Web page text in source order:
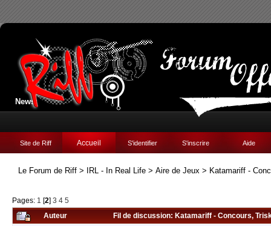
News:
Site de Riff Accueil S'identifier S'inscrire Aide
Le Forum de Riff > IRL - In Real Life > Aire de Jeux > Katamariff -
Pages: 1 [2] 3 4 5
Auteur
Fil de discussion: Katamariff - Concours,